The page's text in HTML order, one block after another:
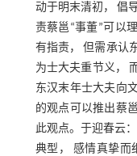
动于明末清初， 倡
责蔡邕“事董”可以
有指责， 但需承认
为士大夫重节义，
东汉末年士大夫向
的观点可以推出蔡
此观点。于迎春云
典型， 感情真挚而